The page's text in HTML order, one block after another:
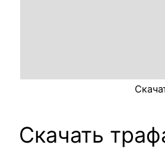
Скачать